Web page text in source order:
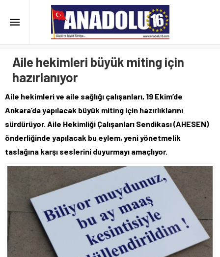
Aile hekimleri büyük miting için
hazırlanıyor
Aile hekimleri ve aile sağlığı çalışanları, 19 Ekim’de
Ankara’da yapılacak büyük miting için hazırlıklarını
sürdürüyor. Aile Hekimliği Çalışanları Sendikası (AHESEN)
önderliğinde yapılacak bu eylem, yeni yönetmelik
taslağına karşı seslerini duyurmayı amaçlıyor.